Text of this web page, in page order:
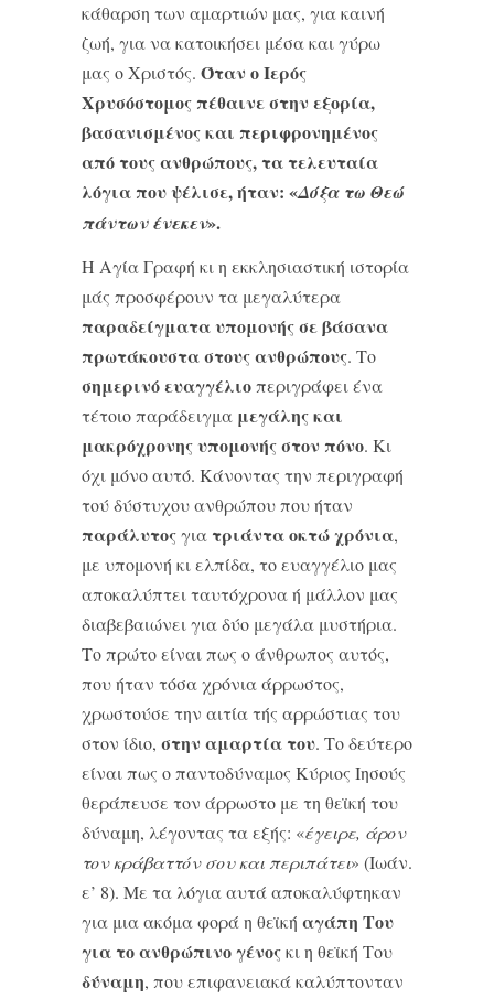
κάθαρση των αμαρτιών μας, για καινή
ζωή, για να κατοικήσει μέσα και γύρω
μας ο Χριστός. Όταν ο Ιερός
Χρυσόστομος πέθαινε στην εξορία,
βασανισμένος και περιφρονημένος
από τους ανθρώπους, τα τελευταία
λόγια που ψέλισε, ήταν: «Δόξα τω Θεώ
πάντων ένεκεν».
Η Αγία Γραφή κι η εκκλησιαστική ιστορία
μάς προσφέρουν τα μεγαλύτερα
παραδείγματα υπομονήςσε βάσανα
πρωτάκουστα στους ανθρώπους. Το
σημερινό ευαγγέλιοπεριγράφει ένα
τέτοιο παράδειγμα μεγάλης και
μακρόχρονης υπομονής στον πόνο. Κι
όχι μόνο αυτό. Κάνοντας την περιγραφή
τού δύστυχου ανθρώπου που ήταν
παράλυτοςγια τριάντα οκτώ χρόνια,
με υπομονή κι ελπίδα, το ευαγγέλιο μας
αποκαλύπτει ταυτόχρονα ή μάλλον μας
διαβεβαιώνει για δύο μεγάλα μυστήρια.
Το πρώτο είναι πως ο άνθρωπος αυτός,
που ήταν τόσα χρόνια άρρωστος,
χρωστούσε την αιτία τής αρρώστιας του
στον ίδιο, στην αμαρτία του. Το δεύτερο
είναι πως ο παντοδύναμος Κύριος Ιησούς
θε­ράπευσε τον άρρωστο με τη θεϊκή του
δύναμη, λέγοντας τα εξής: «έγειρε, άρον
τον κράβαττόν σου και περιπάτει» (Ιωάν.
ε’ 8). Με τα λόγια αυτά αποκαλύφτηκαν
για μια ακόμα φορά η θεϊκή αγάπη Του
για το ανθρώπινο γένοςκι η θεϊκή Του
δύναμη, που επιφανειακά καλύπτονταν